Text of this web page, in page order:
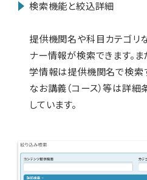
検索機能と絞込詳細
提供機関名や科目カテゴリな
ナー情報が検索できます。ま
学情報は提供機関名で検索
なお講義（コース）等は詳
しています。